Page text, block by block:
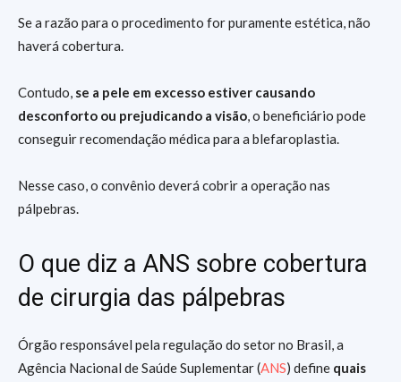
Se a razão para o procedimento for puramente estética, não
haverá cobertura.
Contudo, se a pele em excesso estiver causando
desconforto ou prejudicando a visão, o beneficiário pode
conseguir recomendação médica para a blefaroplastia.
Nesse caso, o convênio deverá cobrir a operação nas
pálpebras.
O que diz a ANS sobre cobertura
de cirurgia das pálpebras
Órgão responsável pela regulação do setor no Brasil, a
Agência Nacional de Saúde Suplementar (ANS) define quais